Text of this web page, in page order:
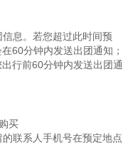
息。若您超过此时间预
60分钟内发送出团通知；
行前60分钟内发送出团通
买
联系人手机号在预定地点